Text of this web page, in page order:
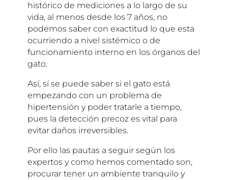
histórico de mediciones a lo largo de su
vida, al menos desde los 7 años, no
podemos saber con exactitud lo que esta
ocurriendo a nivel sistémico o de
funcionamiento interno en los órganos del
gato.
Así, sí se puede saber si el gato está
empezando con un problema de
hipertensión y poder tratarle a tiempo,
pues la detección precoz es vital para
evitar daños irreversibles.
Por ello las pautas a seguir según los
expertos y como hemos comentado son,
procurar tener un ambiente tranquilo y